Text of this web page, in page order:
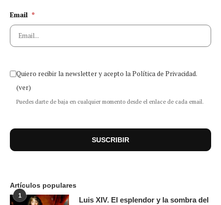
Email *
Quiero recibir la newsletter y acepto la Política de Privacidad.
(ver)
Puedes darte de baja en cualquier momento desde el enlace de cada email.
Artículos populares
1
Luis XIV. El esplendor y la sombra del